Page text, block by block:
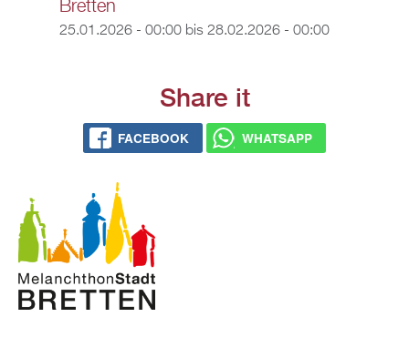
Bretten
25.01.2026 - 00:00bis 28.02.2026 - 00:00
Share it
FACEBOOK WHATSAPP